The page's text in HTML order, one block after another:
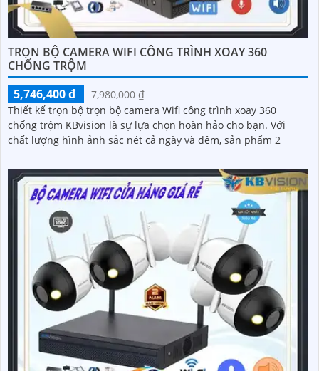
TRỌN BỘ CAMERA WIFI CÔNG TRÌNH XOAY 360
CHỐNG TRỘM
5,746,400 ₫
7,980,000 ₫
Thiết kế trọn bộ trọn bộ camera Wifi công trình xoay 360
chống trộm KBvision là sự lựa chọn hoàn hảo cho bạn. Với
chất lượng hình ảnh sắc nét cả ngày và đêm, sản phẩm 2